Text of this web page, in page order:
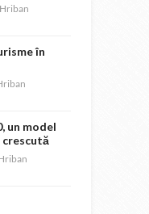
în
un model
crescută